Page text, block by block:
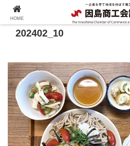
202402_10
HOME